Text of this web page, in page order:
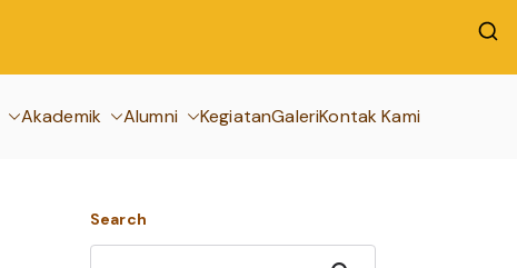
Akademik Alumni KegiatanGaleriKontak Kami
Search